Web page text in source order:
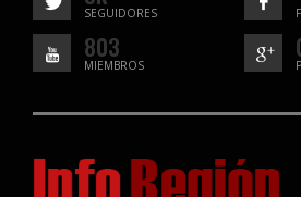
SEGUIDORES
803
MIEMBROS